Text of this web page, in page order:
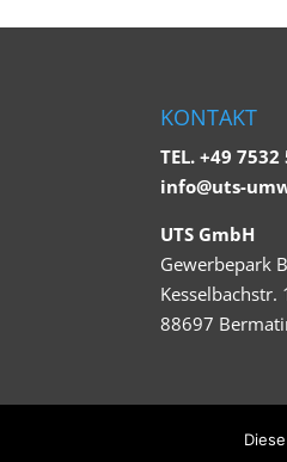
KONTAKT
TEL. +49 7532
info@uts-
UTS GmbH
Gewerbepark
Kesselbachstr.
88697
© 2023 . UTS